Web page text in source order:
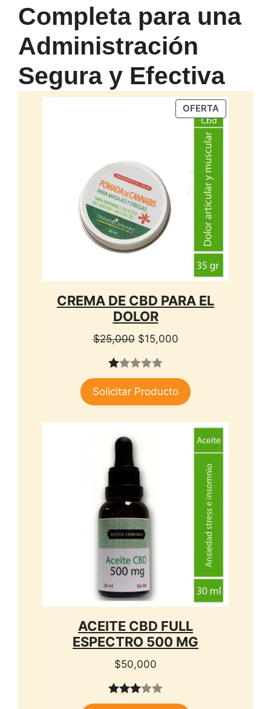
Completa para una
Administración
Segura y Efectiva
OFERTAPRODUCTO
EN
CREMA DE CBD PARA EL
DOLOR
$25,000 El
original
$25,000.
$15,000El
es:
$15,000.
1.
00
Solicitar Producto
ACEITE CBD FULL
ESPECTRO 500 MG
$50,000
3.00